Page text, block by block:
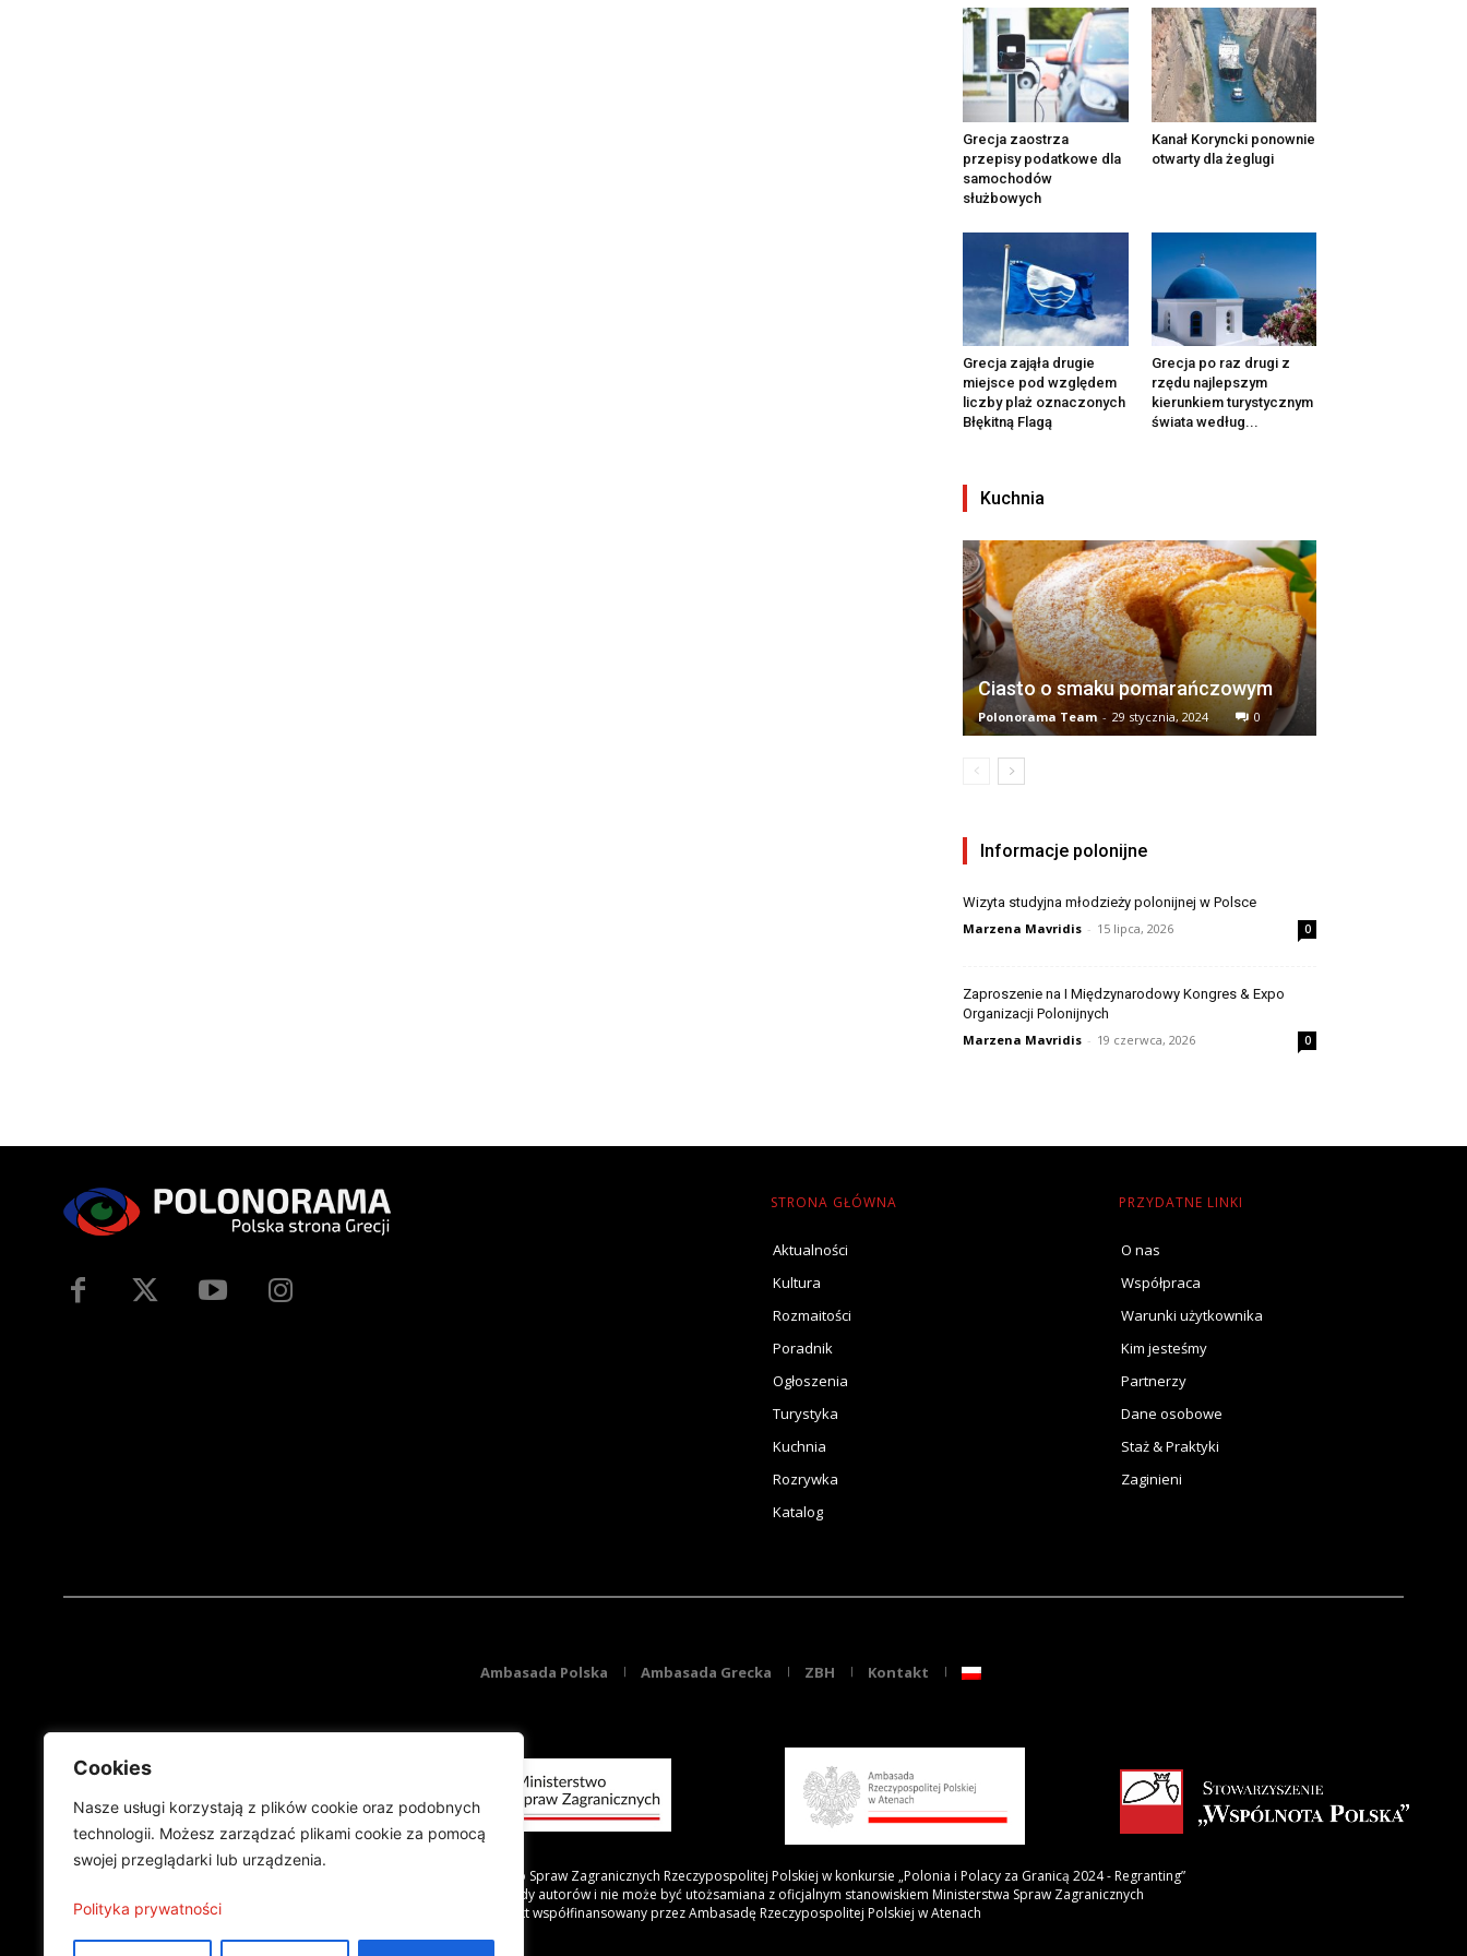
Cookies
Nasze usługi korzystają z plików cookie oraz podobnych
technologii. Możesz zarządzać plikami cookie za pomocą
swojej przeglądarki lub urządzenia.
Polityka prywatności
Grecja zaostrza
przepisy podatkowe dla
samochodów
służbowych
Kanał Koryncki ponownie
otwarty dla żeglugi
Grecja zająła drugie
miejsce pod względem
liczby plaż oznaczonych
Błękitną Flagą
Grecja po raz drugi z
rzędu najlepszym
kierunkiem turystycznym
świata według...
Kuchnia
Ciasto o smaku pomarańczowym
Polonorama Team - 29 stycznia, 2024 0
Informacje polonijne
Wizyta studyjna młodzieży polonijnej w Polsce
Marzena Mavridis - 15 lipca, 2026 0
Zaproszenie na I Międzynarodowy Kongres & Expo
Organizacji Polonijnych
Marzena Mavridis - 19 czerwca, 2026 0
STRONA GŁÓWNA
Aktualności
Kultura
Rozmaitości
Poradnik
Ogłoszenia
Turystyka
Kuchnia
Rozrywka
Katalog
PRZYDATNE LINKI
O nas
Współpraca
Warunki użytkownika
Kim jesteśmy
Partnerzy
Dane osobowe
Staż & Praktyki
Zaginieni
Ambasada Polska Ambasada Grecka ZBH Kontakt
Projekt finansowany przez Ministerstwo Spraw Zagranicznych Rzeczypospolitej Polskiej w konkursie „Polonia i Polacy za Granicą 2024 - Regranting”
Publikacja wyraża jedynie poglądy autorów i nie może być utożsamiana z oficjalnym stanowiskiem Ministerstwa Spraw Zagranicznych
Projekt współfinansowany przez Ambasadę Rzeczypospolitej Polskiej w Atenach